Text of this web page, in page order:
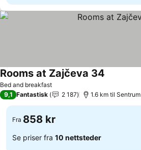
Bed and breakfast
Rooms at Zajčeva 34
9,1 Fantastisk 2 187 1.6 km til Sentrum
Fra 858 kr
Se priser fra 10 nettsteder